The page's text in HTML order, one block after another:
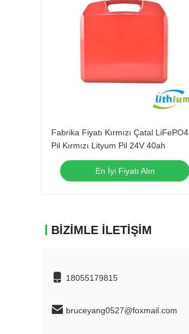
Fabrika Fiyatı Kırmızı Çatal LiFePO4
Pil Kırmızı Lityum Pil 24V 40ah
En İyi Fiyatı Alın
BIZIMLE İLETIŞIM
18055179815
bruceyang0527@foxmail.com